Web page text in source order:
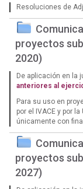
Resoluciones de
proyectos
2020)
De aplicación en la
anteriores al
Para su uso en
por el IVACE y por
únicamente con
proyectos
2027)